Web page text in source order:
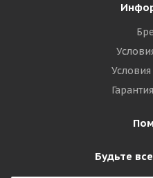
Будьте